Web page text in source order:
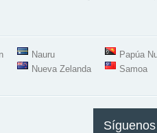
Nauru
Nueva Zelanda
Papúa
Samoa